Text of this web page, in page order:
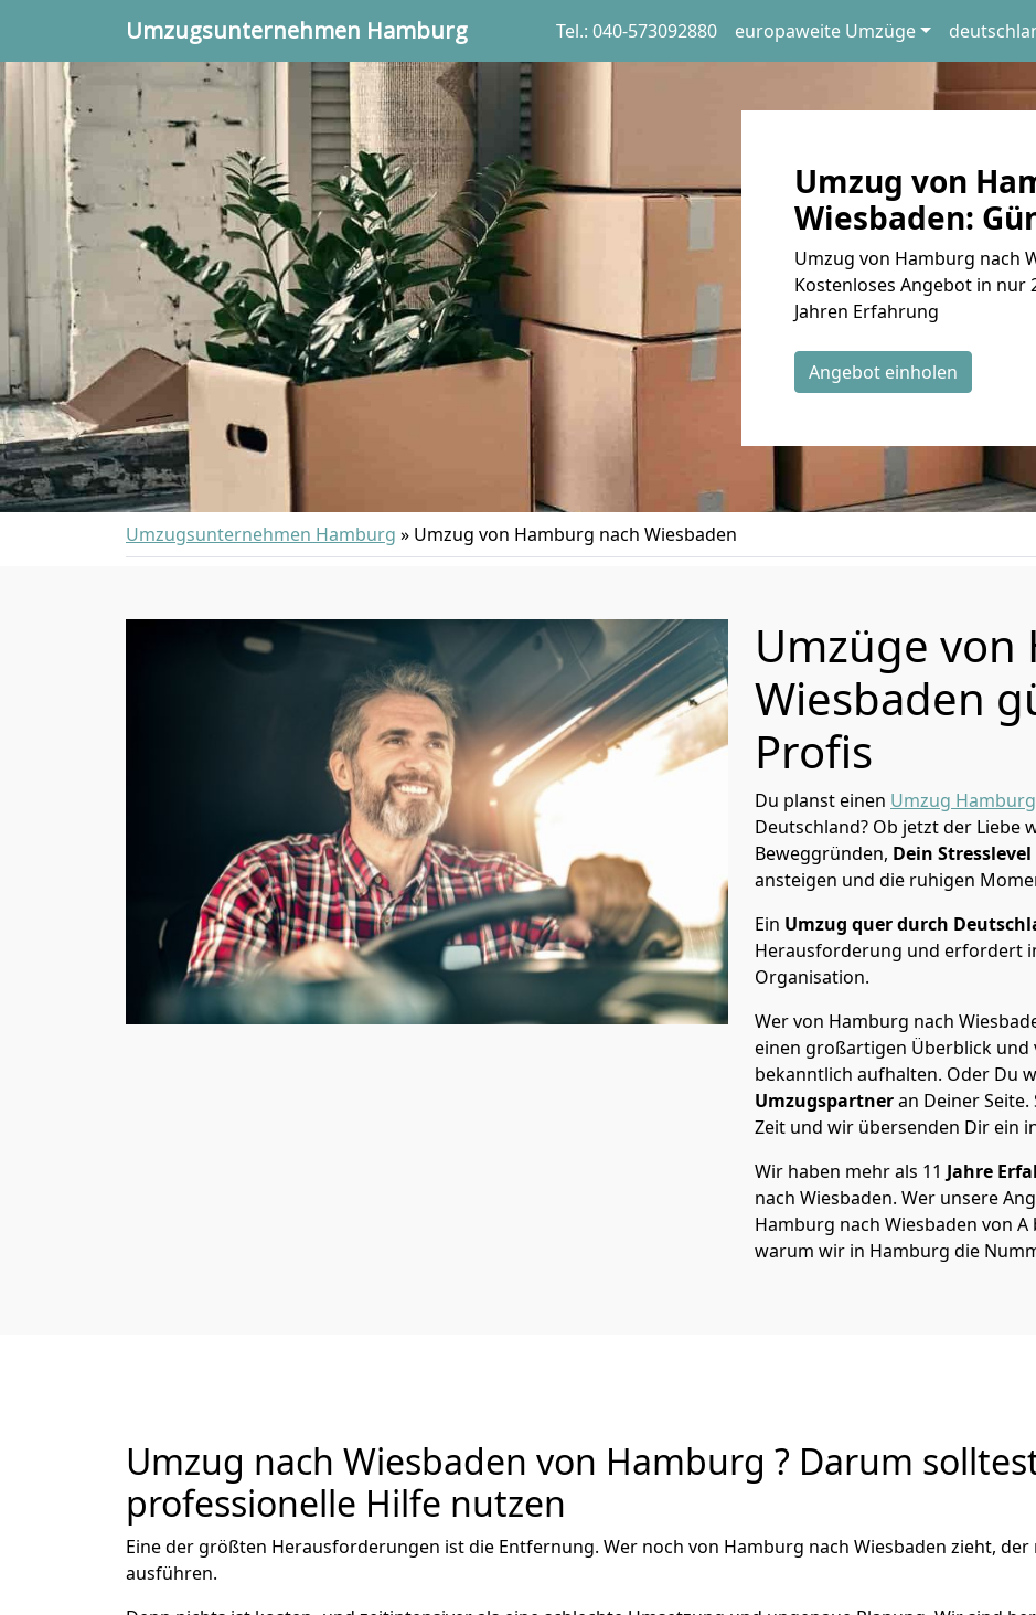
Umzugsunternehmen Hamburg Tel.: 040-573092880 europaweite Umzüge
Umzug von
Wiesbaden:
Umzug von Hamburg nach
Kostenloses Angebot in
Jahren Erfahrung
Angebot einholen
Umzugsunternehmen Hamburg » Umzug von Hamburg nach Wiesbaden
Umzüge von
Wiesbaden
Profis
Du planst einen Umzug Hamburg
Deutschland? Ob jetzt der Liebe
Beweggründen, Dein Stresslevel
ansteigen und die ruhigen
Ein Umzug quer durch
Herausforderung und erfordert
Organisation.
Wer von Hamburg nach
einen großartigen Überblick und
bekanntlich aufhalten. Oder Du
Umzugspartneran Deiner
Zeit und wir übersenden Dir ein
Wir haben mehr als 11 Jahre
nach Wiesbaden. Wer unsere
Hamburg nach Wiesbaden von
warum wir in Hamburg die
Umzug nach Wiesbaden von Hamburg ? Darum
professionelle Hilfe nutzen
Eine der größten Herausforderungen ist die Entfernung. Wer noch von Hamburg nach Wiesbaden zieht,
ausführen.